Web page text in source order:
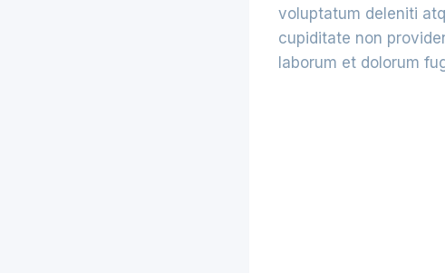
voluptatum deleniti
cupiditate non
laborum et dolorum